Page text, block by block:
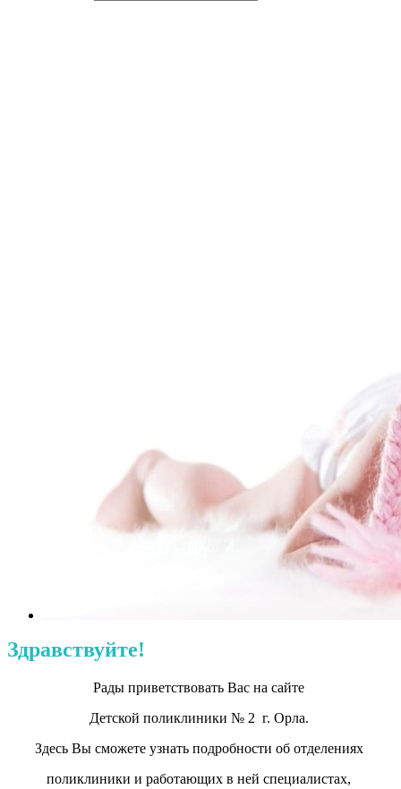
Здравствуйте!
Рады приветствовать Вас на сайте
Детской поликлиники № 2 г. Орла.
Здесь Вы сможете узнать подробности об отделениях
поликлиники и работающих в ней специалистах,